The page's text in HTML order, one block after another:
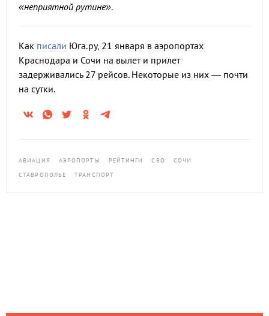
«неприятной рутине».
Как писали Юга.ру, 21 января в аэропортах
Краснодара и Сочи на вылет и прилет
задерживались 27 рейсов. Некоторые из них — почти
на сутки.
АВИАЦИЯ АЭРОПОРТЫ РЕЙТИНГИ СВО
СОЧИ
СТАВРОПОЛЬЕ
ТРАНСПОРТ